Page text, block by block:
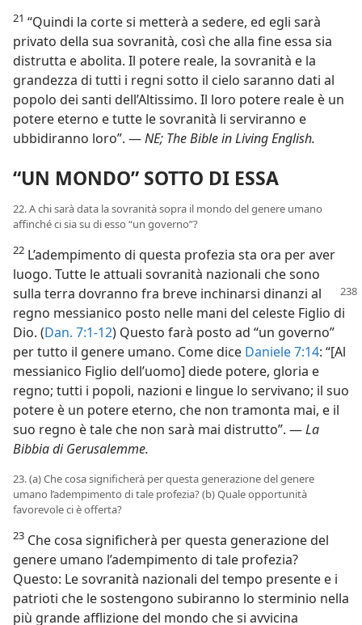
21 “Quindi la corte si metterà a sedere, ed egli sarà
privato della sua sovranità, così che alla fine essa sia
distrutta e abolita. Il potere reale, la sovranità e la
grandezza di tutti i regni sotto il cielo saranno dati al
popolo dei santi dell’Altissimo. Il loro potere reale è un
potere eterno e tutte le sovranità li serviranno e
ubbidiranno loro”. —NE; The Bible in Living English.
“UN MONDO” SOTTO DI ESSA
22. A chi sarà data la sovranità sopra il mondo del genere umano
affinché ci sia su di esso “un governo”?
22 L’adempimento di questa profezia sta ora per aver
luogo. Tutte le attuali sovranità nazionali che sono
sulla terra dovranno fra breve inchinarsi dinanzi al
regno messianico posto nelle mani del celeste Figlio di
Dio. (Dan. 7:1-12) Questo farà posto ad “un governo”
per tutto il genere umano. Come dice Daniele 7:14: “[Al
messianico Figlio dell’uomo] diede potere, gloria e
regno; tutti i popoli, nazioni e lingue lo servivano; il suo
potere è un potere eterno, che non tramonta mai, e il
suo regno è tale che non sarà mai distrutto”. —La
Bibbia di Gerusalemme.
23. (a) Che cosa significherà per questa generazione del genere
umano l’adempimento di tale profezia? (b) Quale opportunità
favorevole ci è offerta?
23 Che cosa significherà per questa generazione del
genere umano l’adempimento di tale profezia?
Questo: Le sovranità nazionali del tempo presente e i
patrioti che le sostengono subiranno lo sterminio nella
più grande afflizione del mondo che si avvicina